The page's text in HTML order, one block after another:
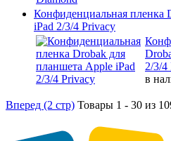
Конфиденциальная пленка
iPad 2/3/4 Privacy
2/3/4
в
Вперед (2 стр) Товары 1 - 30 из